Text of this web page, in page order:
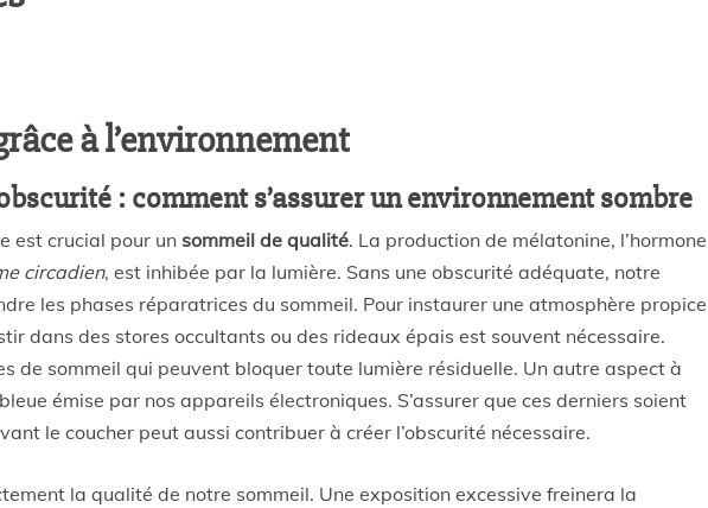
à l’environnement
: comment s’assurer un environnement sombre
est crucial pour unsommeil de qualité. La production de mélatonine, l’hormone
circadien, est inhibée par la lumière. Sans une obscurité adéquate, notre
les phases réparatrices du sommeil. Pour instaurer une atmosphère propice
dans des stores occultants ou des rideaux épais est souvent nécessaire.
de sommeil qui peuvent bloquer toute lumière résiduelle. Un autre aspect à
émise par nos appareils électroniques. S’assurer que ces derniers soient
le coucher peut aussi contribuer à créer l’obscurité nécessaire.
la qualité de notre sommeil. Une exposition excessive freinera la